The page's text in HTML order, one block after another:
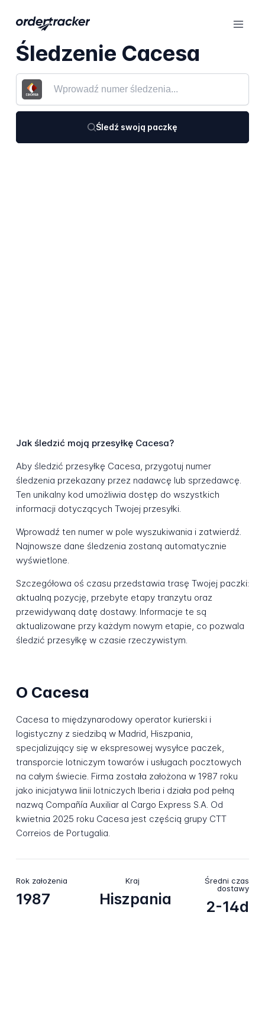
Śledzenie Cacesa
Śledź swoją paczkę
Jak śledzić moją przesyłkę Cacesa?
Aby śledzić przesyłkę Cacesa, przygotuj numer
śledzenia przekazany przez nadawcę lub sprzedawcę.
Ten unikalny kod umożliwia dostęp do wszystkich
informacji dotyczących Twojej przesyłki.
Wprowadź ten numer w pole wyszukiwania i zatwierdź.
Najnowsze dane śledzenia zostaną automatycznie
wyświetlone.
Szczegółowa oś czasu przedstawia trasę Twojej paczki:
aktualną pozycję, przebyte etapy tranzytu oraz
przewidywaną datę dostawy. Informacje te są
aktualizowane przy każdym nowym etapie, co pozwala
śledzić przesyłkę w czasie rzeczywistym.
O Cacesa
Cacesa to międzynarodowy operator kurierski i
logistyczny z siedzibą w Madrid, Hiszpania,
specjalizujący się w ekspresowej wysyłce paczek,
transporcie lotniczym towarów i usługach pocztowych
na całym świecie. Firma została założona w 1987 roku
jako inicjatywa linii lotniczych Iberia i działa pod pełną
nazwą Compañía Auxiliar al Cargo Express S.A. Od
kwietnia 2025 roku Cacesa jest częścią grupy CTT
Correios de Portugalia.
Rok założenia
1987
Kraj
Hiszpania
Średni czas
dostawy
2-14d